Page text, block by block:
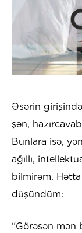
Əsərin
şən,
Bunlara isə,
ağıllı,
bilmirəm.
düşündüm:
“Görəsən mən